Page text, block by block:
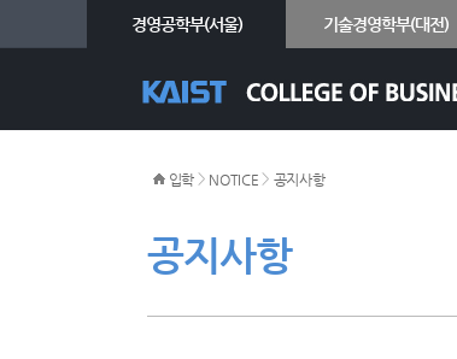
경영공학부(서울) 기술경영학부(대전)
공지사항
입학 > NOTICE > 공지사항